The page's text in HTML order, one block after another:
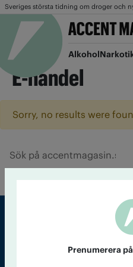
Sveriges största tidning om droger och
Alkohol
E-handel
Sorry, no results were
Prenumerera